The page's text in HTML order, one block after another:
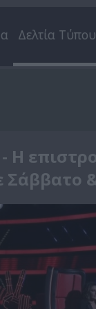
Δελτία Τύπου
Η